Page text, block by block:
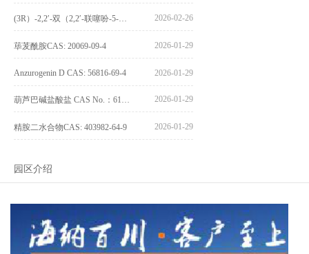
2026-02-26
荜茇酰胺CAS: 20069-09-4 2026-01-29
Anzurogenin D CAS: 56816-69-4 2026-01-29
2026-01-29
精胺二水合物CAS: 403982-64-9 2026-01-29
园区介绍